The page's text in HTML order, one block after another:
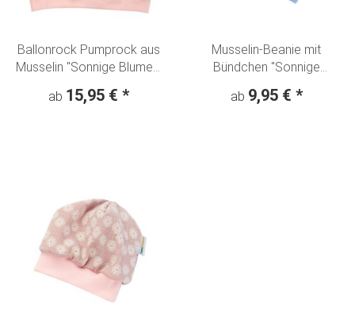
Ballonrock Pumprock aus
Musselin "Sonnige Blumen"
ab 15,95 € *
Musselin-Beanie mit
Bündchen "Sonnige
ab 9,95 € *